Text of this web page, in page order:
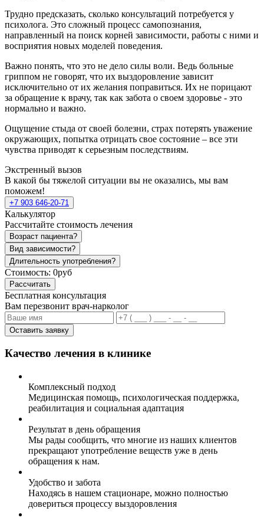
Трудно предсказать, сколько консультаций потребуется у
психолога. Это сложный процесс самопознания,
направленный на поиск корней зависимости, работы с ними и
восприятия новых моделей поведения.
Важно понять, что это не дело силы воли. Ведь больные
гриппом не говорят, что их выздоровление зависит
исключительно от их желания поправиться. Их не порицают
за обращение к врачу, так как забота о своем здоровье - это
нормально и важно.
Ощущение стыда от своей болезни, страх потерять уважение
окружающих, попытка отрицать свое состояние – все эти
чувства приводят к серьезным последствиям.
Экстренный вызов
В какой бы тяжелой ситуации вы не оказались, мы вам
поможем!
+7 903 646-20-71
Калькулятор
Рассчитайте стоимость лечения
Возраст пациента?
Вид зависимости?
Длительность употребления?
Стоимость: 0руб
Рассчитать
Бесплатная консультация
Вам перезвонит врач-нарколог
Оставить заявку
Качество лечения в клинике
Комплексный подход
Медицинская помощь, психологическая поддержка,
реабилитация и социальная адаптация
Результат в день обращения
Мы рады сообщить, что многие из наших клиентов
прекращают употребление веществ уже в день
обращения к нам.
Удобство и забота
Находясь в нашем стационаре, можно полностью
довериться процессу выздоровления